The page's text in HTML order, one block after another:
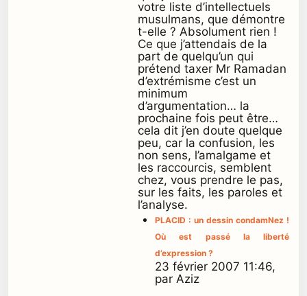
votre liste d’intellectuels
musulmans, que démontre
t-elle ? Absolument rien !
Ce que j’attendais de la
part de quelqu’un qui
prétend taxer Mr Ramadan
d’extrémisme c’est un
minimum
d’argumentation… la
prochaine fois peut être…
cela dit j’en doute quelque
peu, car la confusion, les
non sens, l’amalgame et
les raccourcis, semblent
chez, vous prendre le pas,
sur les faits, les paroles et
l’analyse.
PLACID : un dessin condamNez !
Où est passé la liberté
d’expression ?
23 février 2007 11:46,
par Aziz